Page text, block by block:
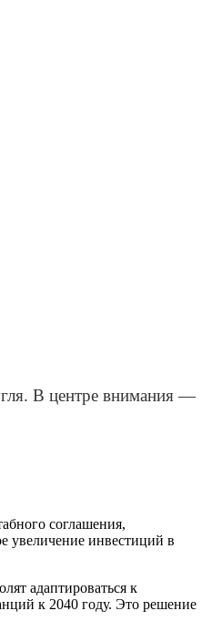
В центре внимания —
соглашения,
увеличение инвестиций в
адаптироваться к
к 2040 году. Это решение